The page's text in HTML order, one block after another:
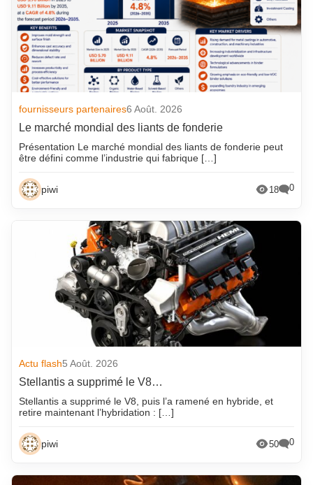
fournisseurs partenaires6 Août. 2026
Le marché mondial des liants de fonderie
Présentation Le marché mondial des liants de fonderie peut
être défini comme l’industrie qui fabrique […]
piwi 18 0
Actu flash5 Août. 2026
Stellantis a supprimé le V8…
Stellantis a supprimé le V8, puis l’a ramené en hybride, et
retire maintenant l’hybridation : […]
piwi 50 0